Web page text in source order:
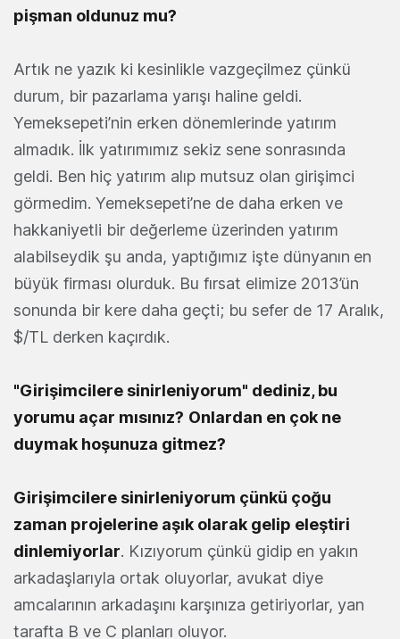
pişman oldunuz mu?
Artık ne yazık ki kesinlikle vazgeçilmez çünkü
durum, bir pazarlama yarışı haline geldi.
Yemeksepeti’nin erken dönemlerinde yatırım
almadık. İlk yatırımımız sekiz sene sonrasında
geldi. Ben hiç yatırım alıp mutsuz olan girişimci
görmedim. Yemeksepeti’ne de daha erken ve
hakkaniyetli bir değerleme üzerinden yatırım
alabilseydik şu anda, yaptığımız işte dünyanın en
büyük firması olurduk. Bu fırsat elimize 2013’ün
sonunda bir kere daha geçti; bu sefer de 17 Aralık,
$/TL derken kaçırdık.
"Girişimcilere sinirleniyorum" dediniz, bu
yorumu açar mısınız? Onlardan en çok ne
duymak hoşunuza gitmez?
Girişimcilere sinirleniyorum çünkü çoğu
zaman projelerine aşık olarak gelip eleştiri
dinlemiyorlar. Kızıyorum çünkü gidip en yakın
arkadaşlarıyla ortak oluyorlar, avukat diye
amcalarının arkadaşını karşınıza getiriyorlar, yan
tarafta B ve C planları oluyor.